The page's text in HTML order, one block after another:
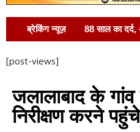
ब्रेकिंग न्यूज़ 88 साल का
दुरुपयोग का आरोप,
चेतावनी
[post-views]
जलालाबाद के
निरीक्षण करने